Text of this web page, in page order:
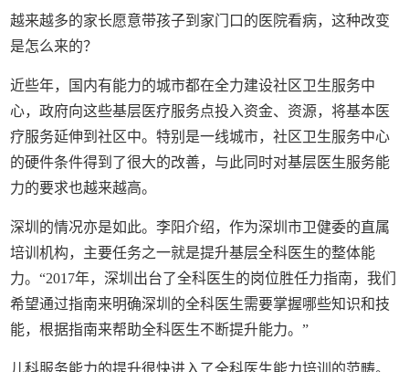
越来越多的家长愿意带孩子到家门口的医院看病，这种改变
是怎么来的？
近些年，国内有能力的城市都在全力建设社区卫生服务中
心，政府向这些基层医疗服务点投入资金、资源，将基本医
疗服务延伸到社区中。特别是一线城市，社区卫生服务中心
的硬件条件得到了很大的改善，与此同时对基层医生服务能
力的要求也越来越高。
深圳的情况亦是如此。李阳介绍，作为深圳市卫健委的直属
培训机构，主要任务之一就是提升基层全科医生的整体能
力。“2017年，深圳出台了全科医生的岗位胜任力指南，我们
希望通过指南来明确深圳的全科医生需要掌握哪些知识和技
能，根据指南来帮助全科医生不断提升能力。”